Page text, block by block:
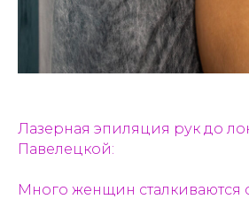
Лазерная эпиляция рук до
Павелецкой:
Много женщин сталкиваются